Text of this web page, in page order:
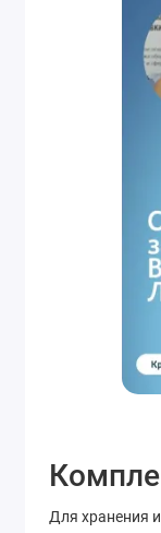
Для хранения